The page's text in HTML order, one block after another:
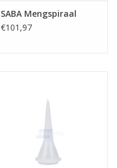
SABA Mengspiraal
€101,97